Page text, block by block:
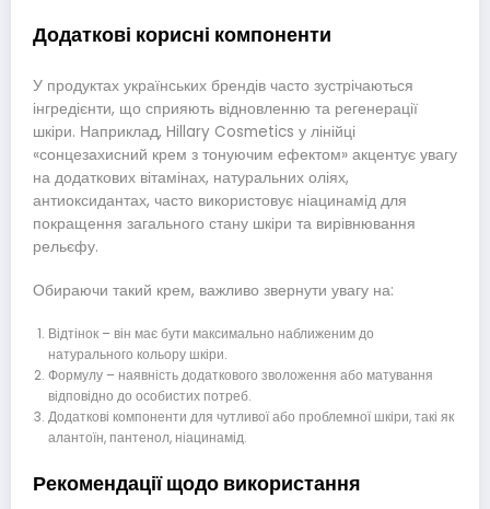
Додаткові корисні компоненти
У продуктах українських брендів часто зустрічаються
інгредієнти, що сприяють відновленню та регенерації
шкіри. Наприклад, Hillary Cosmetics у лінійці
«сонцезахисний крем з тонуючим ефектом» акцентує увагу
на додаткових вітамінах, натуральних оліях,
антиоксидантах, часто використовує ніацинамід для
покращення загального стану шкіри та вирівнювання
рельєфу.
Обираючи такий крем, важливо звернути увагу на:
Відтінок – він має бути максимально наближеним до
натурального кольору шкіри.
Формулу – наявність додаткового зволоження або матування
відповідно до особистих потреб.
Додаткові компоненти для чутливої або проблемної шкіри, такі як
алантоїн, пантенол, ніацинамід.
Рекомендації щодо використання